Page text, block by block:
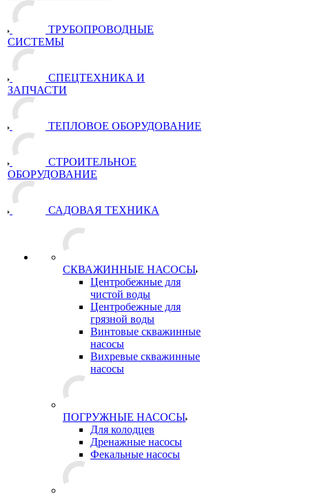
ТРУБОПРОВОДНЫЕ
СИСТЕМЫ
СПЕЦТЕХНИКА И
ЗАПЧАСТИ
ТЕПЛОВОЕ ОБОРУДОВАНИЕ
СТРОИТЕЛЬНОЕ
ОБОРУДОВАНИЕ
САДОВАЯ ТЕХНИКА
СКВАЖИННЫЕ НАСОСЫ
Центробежные для
чистой воды
Центробежные для
грязной воды
Винтовые скважинные
насосы
Вихревые скважинные
насосы
ПОГРУЖНЫЕ НАСОСЫ
Для колодцев
Дренажные насосы
Фекальные насосы